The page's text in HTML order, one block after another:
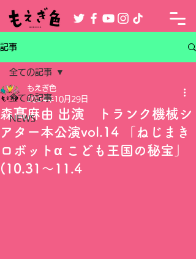
記事
全ての記事
NEWS
全ての記事
森髙麻由 出演 トランク機械シ
アター本公演vol.14 「ねじまき
ロボットα こども王国の秘宝」
(10.31～11.4
もえぎ色
2024年10月29日